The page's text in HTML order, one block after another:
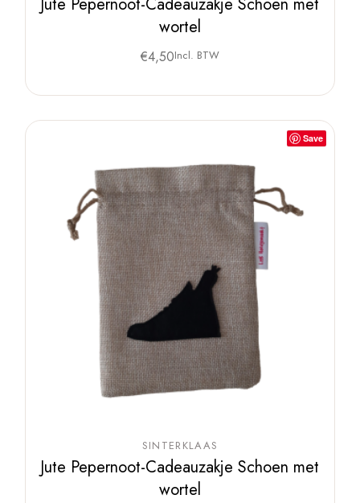
wortel
€4,50Incl. BTW
Save
SINTERKLAAS
Jute Pepernoot-Cadeauzakje Schoen met
wortel